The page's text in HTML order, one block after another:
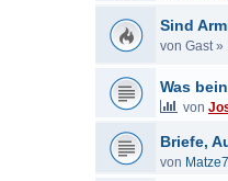
Sind
von Gast»
Was
von
Briefe,
von